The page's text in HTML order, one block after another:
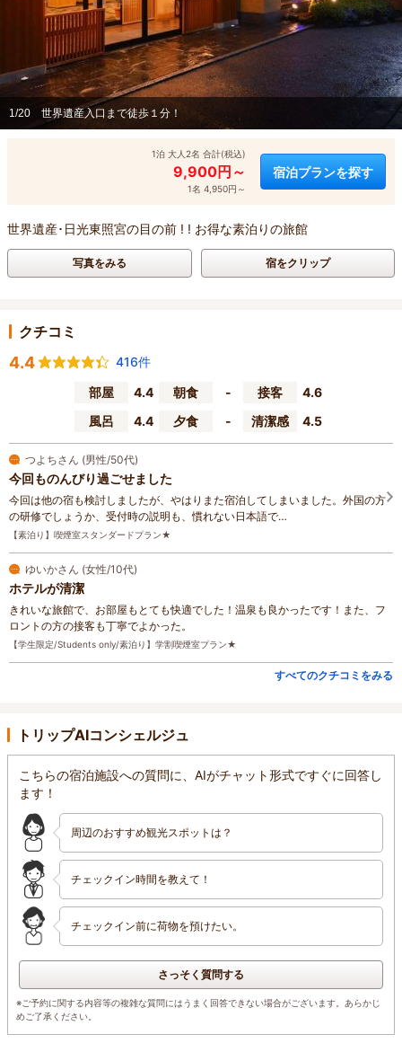
1/20 世界遺産入口まで徒歩１分！
1泊 大人2名 合計(税込)
9,900円～
1名 4,950円～
宿泊プランを探す
世界遺産･日光東照宮の目の前 ! ! お得な素泊りの旅館
写真をみる 宿をクリップ
クチコミ
4.4
416件
部屋
4.4 朝食 - 接客
4.6
風呂
4.4 夕食 - 清潔感 4.5
つよちさん (男性/50代)
今回ものんびり過ごせました
今回は他の宿も検討しましたが、やはりまた宿泊してしまいました。外国の方
の研修でしょうか、受付時の説明も、慣れない日本語で…
【素泊り】喫煙室スタンダードプラン★
ゆいかさん (女性/10代)
ホテルが清潔
きれいな旅館で、お部屋もとても快適でした！温泉も良かったです！また、フ
ロントの方の接客も丁寧でよかった。
【学生限定/Students only/素泊り】学割喫煙室プラン★
すべてのクチコミをみる
トリップAIコンシェルジュ
こちらの宿泊施設への質問に、AIがチャット形式ですぐに回答し
ます！
周辺のおすすめ観光スポットは？
チェックイン時間を教えて！
チェックイン前に荷物を預けたい。
さっそく質問する
※ご予約に関する内容等の複雑な質問にはうまく回答できない場合がございます。あらかじ
めご了承ください。